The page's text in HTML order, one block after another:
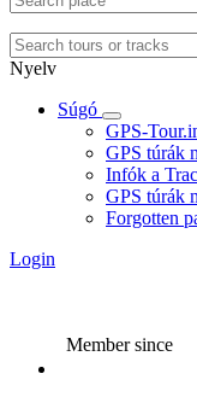
Nyelv
Súgó
GPS-
GPS túrák
Infók a
GPS túrák
Forgotten
Login
Member since